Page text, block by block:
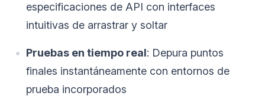
especificaciones de API con interfaces
intuitivas de arrastrar y soltar
Pruebas en tiempo real: Depura puntos
finales instantáneamente con entornos de
prueba incorporados